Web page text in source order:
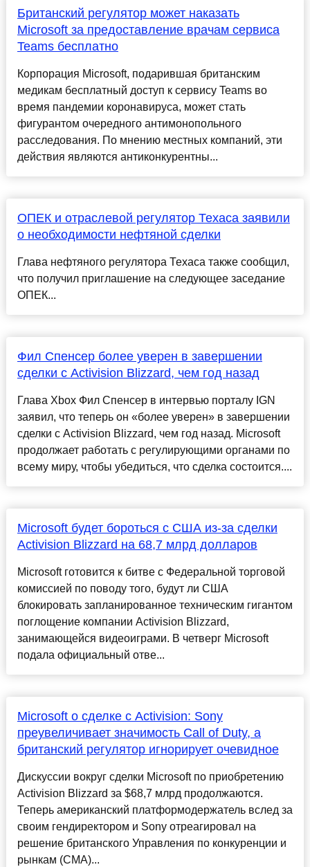
Британский регулятор может наказать
Microsoft за предоставление врачам сервиса
Teams бесплатно
Корпорация Microsoft, подарившая британским
медикам бесплатный доступ к сервису Teams во
время пандемии коронавируса, может стать
фигурантом очередного антимонопольного
расследования. По мнению местных компаний, эти
действия являются антиконкурентны...
ОПЕК и отраслевой регулятор Техаса заявили
о необходимости нефтяной сделки
Глава нефтяного регулятора Техаса также сообщил,
что получил приглашение на следующее заседание
ОПЕК...
Фил Спенсер более уверен в завершении
сделки с Activision Blizzard, чем год назад
Глава Xbox Фил Спенсер в интервью порталу IGN
заявил, что теперь он «более уверен» в завершении
сделки с Activision Blizzard, чем год назад. Microsoft
продолжает работать с регулирующими органами по
всему миру, чтобы убедиться, что сделка состоится....
Microsoft будет бороться с США из-за сделки
Activision Blizzard на 68,7 млрд долларов
Microsoft готовится к битве с Федеральной торговой
комиссией по поводу того, будут ли США
блокировать запланированное техническим гигантом
поглощение компании Activision Blizzard,
занимающейся видеоиграми. В четверг Microsoft
подала официальный отве...
Microsoft о сделке с Activision: Sony
преувеличивает значимость Call of Duty, а
британский регулятор игнорирует очевидное
Дискуссии вокруг сделки Microsoft по приобретению
Activision Blizzard за $68,7 млрд продолжаются.
Теперь американский платформодержатель вслед за
своим гендиректором и Sony отреагировал на
решение британского Управления по конкуренции и
рынкам (CMA)...